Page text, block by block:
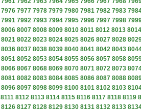
7976 7977 7978 7979 7980 7981 7982 7983
7991 7992 7993 7994 7995 7996 7997 7998
8006 8007 8008 8009 8010 8011 8012 8013 8014
8021 8022 8023 8024 8025 8026 8027 8028
8036 8037 8038 8039 8040 8041 8042 8043
8051 8052 8053 8054 8055 8056 8057 8058
8066 8067 8068 8069 8070 8071 8072 8073
8081 8082 8083 8084 8085 8086 8087 8088
8096 8097 8098 8099 8100 8101 8102 8103
8111 8112 8113 8114 8115 8116 8117 8118 8119
8126 8127 8128 8129 8130 8131 8132 8133